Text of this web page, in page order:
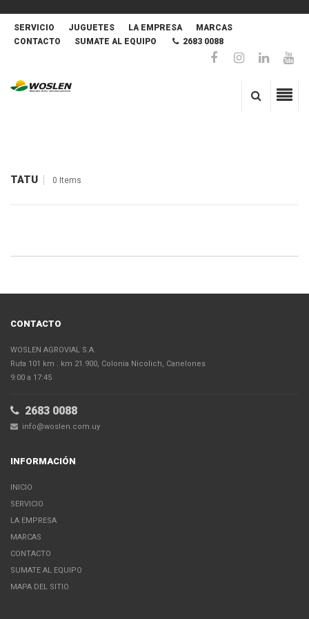
SERVICIO JUGUETES LA EMPRESA
MARCAS
CONTACTO
SUMATE AL EQUIPO 2683 0088
TATU 0 Items
CONTACTO
WOSLEN AGROVIAL S.A.
Ruta 101 km . km 21.900, Colonia Nicolich, Canelones
9:00 a 17:45
2683 0088
info@woslen.com.uy
INFORMACIÓN
INICIO
SERVICIO
LA EMPRESA
MARCAS
CONTACTO
SUMATE AL EQUIPO
MAPA DEL SITIO